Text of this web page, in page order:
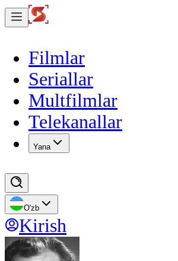
Filmlar
Seriallar
Multfilmlar
Telekanallar
Yana
O'zb
Kirish